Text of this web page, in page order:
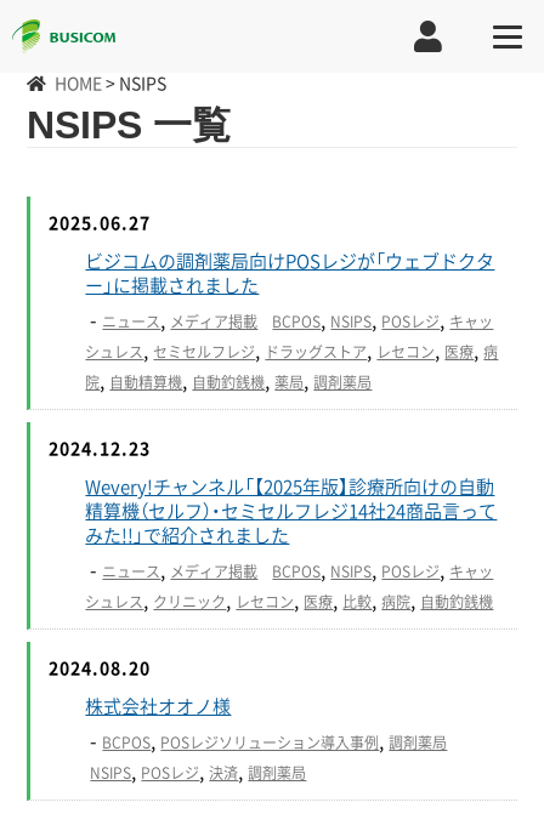
HOME > NSIPS
NSIPS 一覧
2025.06.27
ビジコムの調剤薬局向けPOSレジが「ウェブドクタ
ー」に掲載されました
- ニュース メディア掲載 BCPOS NSIPS POSレジ キャッ
シュレス セミセルフレジ ドラッグストア レセコン 医療 ,病
院 自動精算機 自動釣銭機 ,薬局 ,調剤薬局
2024.12.23
Wevery!チャンネル「【2025年版】診療所向けの自動
精算機（セルフ）・セミセルフレジ14社24商品言って
みた!!」で紹介されました
- ニュース メディア掲載 BCPOS NSIPS POSレジ キャッ
シュレス クリニック レセコン 医療 比較 ,病院 自動釣銭機
2024.08.20
株式会社オオノ様
- BCPOS POSレジソリューション導入事例 ,調剤薬局
NSIPS POSレジ ,決済 ,調剤薬局